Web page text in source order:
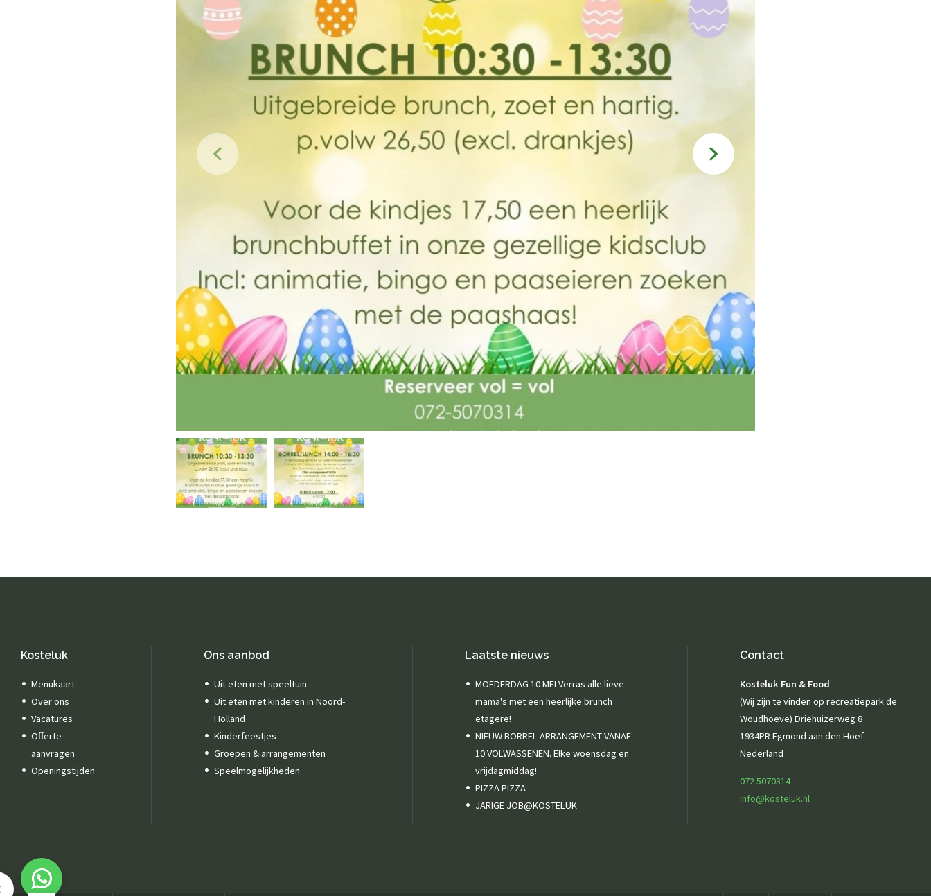
Contact opnemen
Actueel
Fotogalerij
Groepsborrel
Feestjes met vrienden & familie
Kraamfeest of babyshower
Verjaardag
Bruiloft
Bedrijfsfeest
Borrelarrangement
Kinderpartijtjes
Activiteiten
Speelmogelijkheden
Buiten spelen
Kosteluk
Menukaart
Over ons
Vacatures
Offerte
aanvragen
Openingstijden
Ons aanbod
Uit eten met speeltuin
Uit eten met kinderen in Noord-
Holland
Kinderfeestjes
Groepen & arrangementen
Speelmogelijkheden
Laatste nieuws
MOEDERDAG 10 MEI Verras alle lieve
mama's met een heerlijke brunch
etagere!
NIEUW BORREL ARRANGEMENT VANAF
10 VOLWASSENEN. Elke woensdag en
vrijdagmiddag!
PIZZA PIZZA
JARIGE JOB@KOSTELUK
Contact
Kosteluk Fun & Food
(Wij zijn te vinden op recreatiepark de
Woudhoeve) Driehuizerweg 8
1934PR Egmond aan den Hoef
Nederland
072 5070314
info@kosteluk.nl